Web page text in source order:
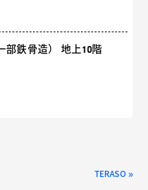
部鉄骨造） 地上10階
TERASO »